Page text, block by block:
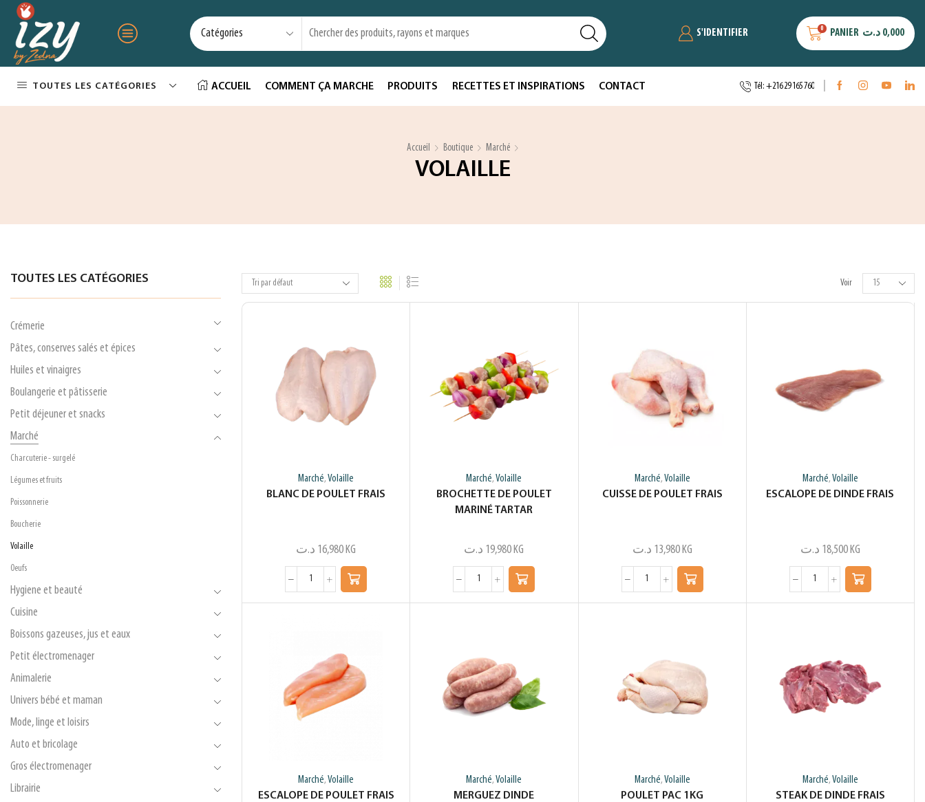
S'IDENTIFIER 0 PANIER 0,000 د.ت
TOUTES LES CATÉGORIES ACCUEIL COMMENT ÇA MARCHE PRODUITS RECETTES ET INSPIRATIONS CONTACT Tél: +216 29 165 760
Accueil Boutique Marché
VOLAILLE
Voir
Marché,Volaille
BLANC DE POULET FRAIS
16,980 د.ت KG
Marché,Volaille
BROCHETTE DE POULET
MARINÉ TARTAR
19,980 د.ت KG
Marché, Volaille
CUISSE DE POULET FRAIS
13,980 د.ت KG
Marché, Volaille
ESCALOPE DE DINDE FRAIS
18,500 د.ت KG
Marché,Volaille
ESCALOPE DE POULET FRAIS
Marché,Volaille
MERGUEZ DINDE
Marché, Volaille
POULET PAC 1KG
Marché, Volaille
STEAK DE DINDE FRAIS
TOUTES LES CATÉGORIES
Crémerie
Pâtes, conserves salés et épices
Huiles et vinaigres
Boulangerie et pâtisserie
Petit déjeuner et snacks
Marché
Charcuterie - surgelé
Légumes et fruits
Poissonnerie
Boucherie
Volaille
Oeufs
Hygiene et beauté
Cuisine
Boissons gazeuses, jus et eaux
Petit électromenager
Animalerie
Univers bébé et maman
Mode, linge et loisirs
Auto et bricolage
Gros électromenager
Librairie